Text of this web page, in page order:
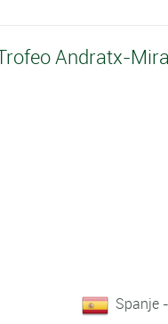
Andratx-
Spanje